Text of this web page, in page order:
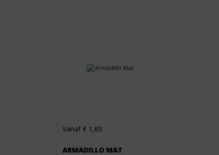
Vanaf € 1,80
ARMADILLO MAT